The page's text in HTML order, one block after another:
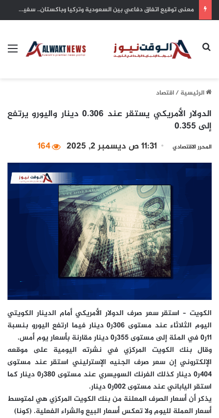
يد العطاء الكويتية.. شريان أمل يتدفق في شرايين غزة واليمن والسودان وتشاد
بحث عن
الرئيسية/اقتصاد
الدولار الأمريكي يستقر عند 0.306 دينار واليورو يرتفع
إلى 0.355
المحرر الاقتصادي 11:31 ص ديسمبر 2, 2025 164
الكويت – استقر سعر صرف الدولار الأمريكي أمام الدينار الكويتي
اليوم الثلاثاء عند مستوى 306ر0 دينار فيما ارتفع اليورو بنسبة
11ر0 في المئة إلى مستوى 355ر0 دينار مقارنة بأسعار يوم أمس.
وقال بنك الكويت المركزي في نشرته اليومية على موقعه
الإلكتروني إن سعر صرف الجنيه الإسترليني استقر عند مستوى
404ر0 دينار كذلك الفرنك السويسري عند مستوى 380ر0 دينار كما
استقر الياباني عند مستوى 002ر0 دينار.
يذكر أن أسعار الصرف المعلنة من بنك الكويت المركزي هي لمتوسط
أسعار العملة لليوم ولا تعكس أسعار البيع والشراء الفعلية. (كونا)